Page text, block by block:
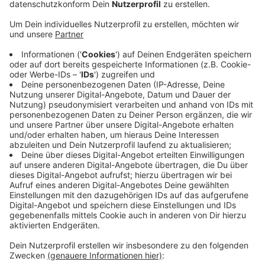
Jahren Pause wieder statt.
Veröffentlicht: Freitag, 01.07.2022 07:09
Anzeige
Ab heute gibt es wieder drei Tage Punkrock pur am
Flugplatz Schwarze Heide in Hünxe. Das Punkrock-
Festival Ruhrpott Rodeo findet heute nach zwei
Jahren Coronapause wieder statt. Auf der Bühne
stehen unter anderem die Dropkick Murphys, Danger
Dan und als Secret Act die Broilers aus Düsseldorf.
Erwartet werden rund 8.000 Besucher, für alle drei
Festivaltage gibt es noch Tickets an der Tageskasse.
Hiergibt es das komplette Line-Up und den Zeitplan.
Anzeige